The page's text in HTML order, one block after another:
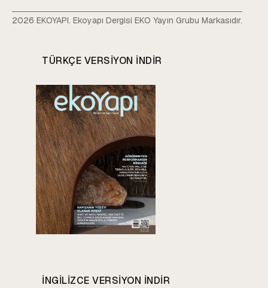
2026 EKOYAPI. Ekoyapı Dergisi EKO Yayın Grubu Markasıdır.
TÜRKÇE VERSIYON INDIR
INGILIZCE VERSIYON INDIR